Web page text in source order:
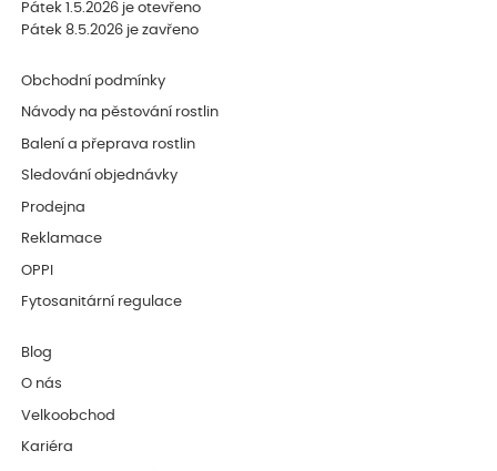
Pátek 1.5.2026 je otevřeno
Pátek 8.5.2026 je zavřeno
Obchodní podmínky
Návody na pěstování rostlin
Balení a přeprava rostlin
Sledování objednávky
Prodejna
Reklamace
OPPI
Fytosanitární regulace
Blog
O nás
Velkoobchod
Kariéra